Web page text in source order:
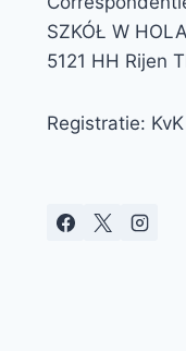
SZKÓŁ W
5121 HH Rijen
Registratie: